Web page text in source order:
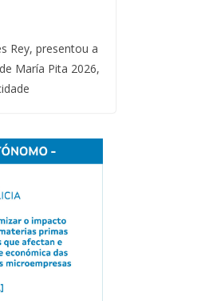
Rey, presentou a
María Pita 2026,